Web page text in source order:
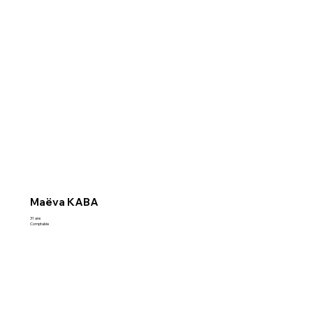
Maëva KABA
31 ans
Comptable